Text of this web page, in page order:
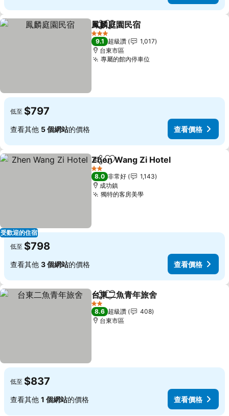
分享 加入我的最愛
鳳麟庭園民宿
3 星級
9.1 超級讚
1,017
台東市區
專屬的館內停車位查看價格
低至 $797
查看其他 5 個網站的價格 查看價格
受歡迎的住宿
分享 加入我的最愛
Zhen Wang Zi Hotel
2 星級
8.0 非常好
1,143
成功鎮
獨特的客房美學查看價格
低至 $798
查看其他 3 個網站的價格 查看價格
分享 加入我的最愛
台東二魚青年旅舍
2 星級
8.6 超級讚
408
台東市區
低至 $837
查看其他 1 個網站的價格 查看價格